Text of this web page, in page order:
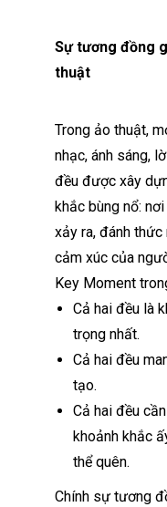
Sự tương đồng
thuật
Trong ảo thuật,
nhạc, ánh sáng,
đều được xây
khắc bùng nổ:
xảy ra, đánh
cảm xúc của
Key Moment
Cả hai đều là
trọng nhất.
Cả hai đều
tạo.
Cả hai đều
khoảnh khắc
thể quên.
Chính sự tương